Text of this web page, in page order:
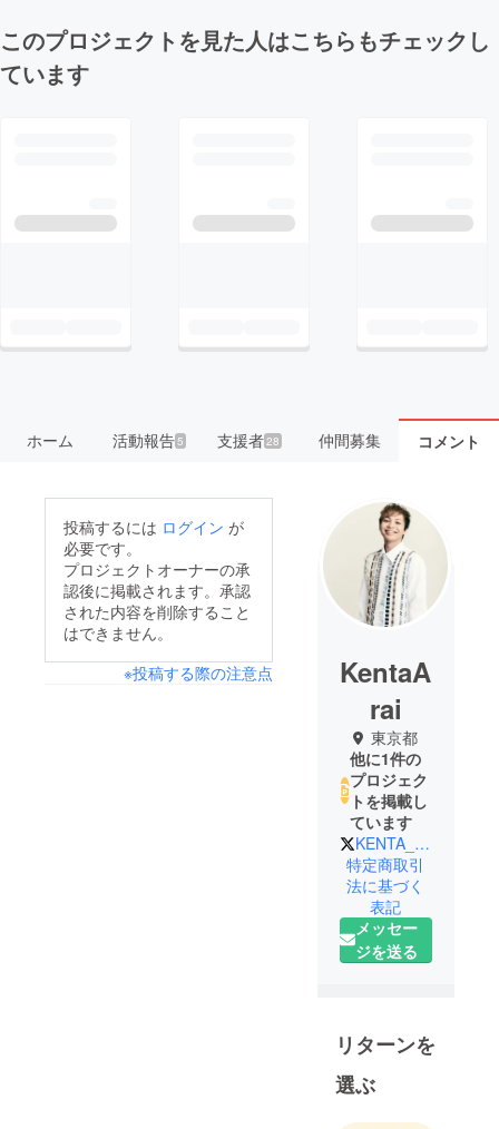
このプロジェクトを見た人はこちらもチェックし
ています
ホーム 活動報告5 支援者 28 仲間募集 コメント
投稿するには ログイン が
必要です。
プロジェクトオーナーの承
認後に掲載されます。承認
された内容を削除すること
はできません。
※投稿する際の注意点
KentaA
rai
東京都
他に1件の
プロジェク
トを掲載し
ています
KENTA__ARAI
特定商取引
法に基づく
表記
メッセー
ジを送る
リターンを
選ぶ